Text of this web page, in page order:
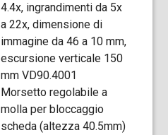
4.4x, ingrandimenti da 5x
a 22x, dimensione di
immagine da 46 a 10 mm,
escursione verticale 150
mm VD90.4001
Morsetto regolabile a
molla per bloccaggio
scheda (altezza 40.5mm)